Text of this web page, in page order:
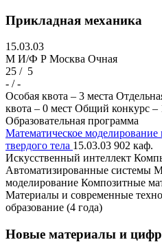
Прикладная механика
15.03.03
M И/Ф Р Москва Очная
25 / 5
- / -
Особая квота – 3 места
квота – 0 мест Общий конкурс –
Образовательная программа
Математическое
твердого тела 15.03.03 902 каф.
Искусственный интеллект
Автоматизированные системы
моделирование Композитные
Материалы и современные
образование (4 года)
Новые материалы и